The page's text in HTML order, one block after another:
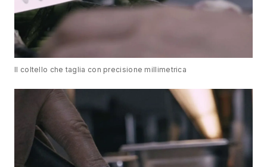
Il coltello che taglia con precisione millimetrica